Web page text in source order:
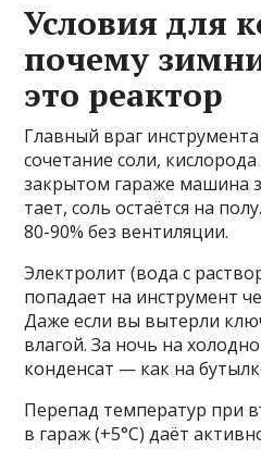
Условия для
почему
это реактор
Главный враг
сочетание соли,
закрытом гараже машина
тает, соль остаётся на
80-90% без вентиляции.
Электролит (вода с
попадает на инструмент
Даже если вы вытерли
влагой. За ночь на
конденсат — как на
Перепад температур при
в гараж (+5°C) даёт